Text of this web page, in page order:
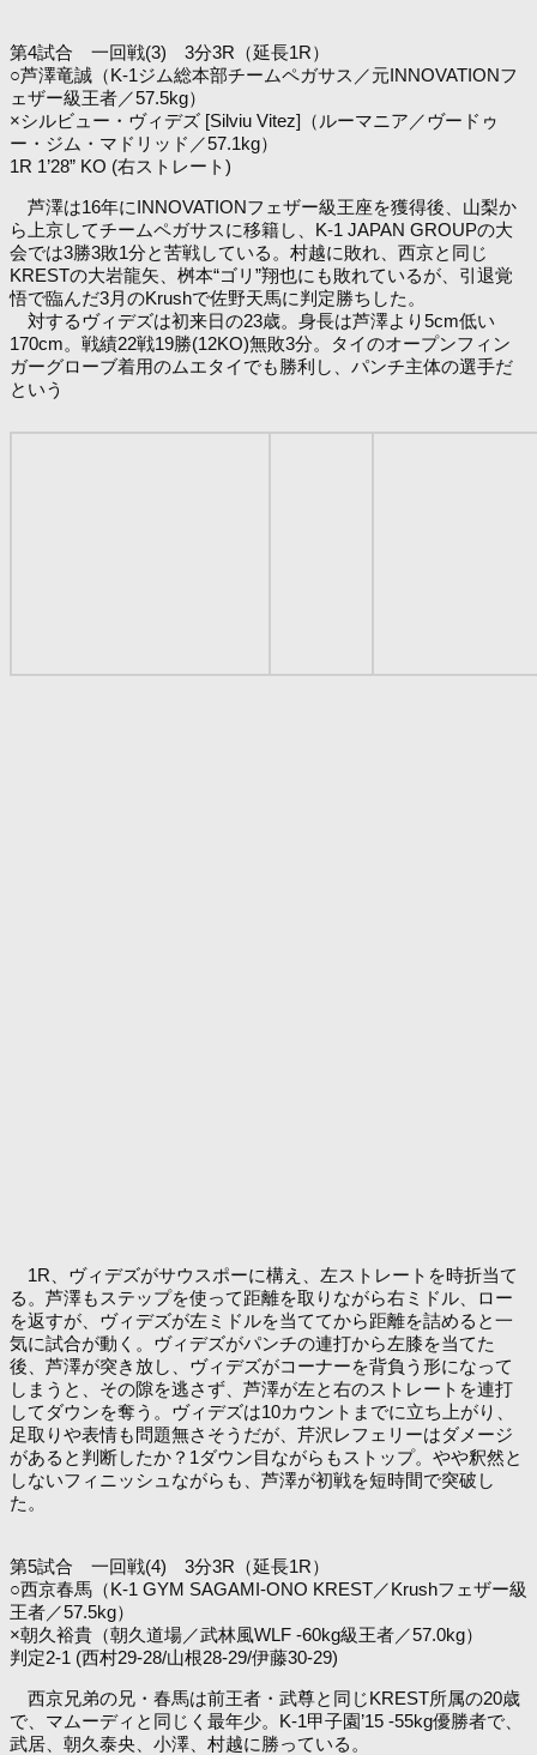
第4試合 一回戦(3) 3分3R（延長1R）
○芦澤竜誠（K-1ジム総本部チームペガサス／元INNOVATIONフ
ェザー級王者／57.5kg）
×シルビュー・ヴィデズ [Silviu Vitez]（ルーマニア／ヴードゥ
ー・ジム・マドリッド／57.1kg）
1R 1’28” KO (右ストレート)
芦澤は16年にINNOVATIONフェザー級王座を獲得後、山梨か
ら上京してチームペガサスに移籍し、K-1 JAPAN GROUPの大
会では3勝3敗1分と苦戦している。村越に敗れ、西京と同じ
KRESTの大岩龍矢、桝本“ゴリ”翔也にも敗れているが、引退覚
悟で臨んだ3月のKrushで佐野天馬に判定勝ちした。
対するヴィデズは初来日の23歳。身長は芦澤より5cm低い
170cm。戦績22戦19勝(12KO)無敗3分。タイのオープンフィン
ガーグローブ着用のムエタイでも勝利し、パンチ主体の選手だ
という
1R、ヴィデズがサウスポーに構え、左ストレートを時折当て
る。芦澤もステップを使って距離を取りながら右ミドル、ロー
を返すが、ヴィデズが左ミドルを当ててから距離を詰めると一
気に試合が動く。ヴィデズがパンチの連打から左膝を当てた
後、芦澤が突き放し、ヴィデズがコーナーを背負う形になって
しまうと、その隙を逃さず、芦澤が左と右のストレートを連打
してダウンを奪う。ヴィデズは10カウントまでに立ち上がり、
足取りや表情も問題無さそうだが、芹沢レフェリーはダメージ
があると判断したか？1ダウン目ながらもストップ。やや釈然と
しないフィニッシュながらも、芦澤が初戦を短時間で突破し
た。
第5試合 一回戦(4) 3分3R（延長1R）
○西京春馬（K-1 GYM SAGAMI-ONO KREST／Krushフェザー級
王者／57.5kg）
×朝久裕貴（朝久道場／武林風WLF -60kg級王者／57.0kg）
判定2-1 (西村29-28/山根28-29/伊藤30-29)
西京兄弟の兄・春馬は前王者・武尊と同じKREST所属の20歳
で、マムーディと同じく最年少。K-1甲子園’15 -55kg優勝者で、
武居、朝久泰央、小澤、村越に勝っている。